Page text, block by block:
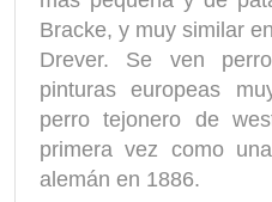
Bracke, y muy similar
Drever. Se ven
pinturas europeas
perro tejonero de
primera vez como
alemán en 1886.